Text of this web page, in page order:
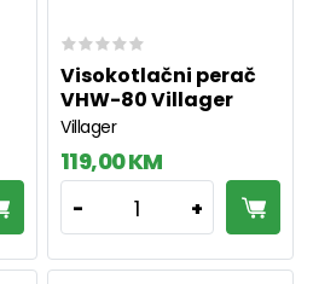
Visokotlačni perač
VHW-80 Villager
Villager
119,00 KM
- 1 +